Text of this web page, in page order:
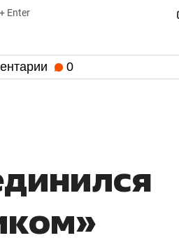
Enter
0